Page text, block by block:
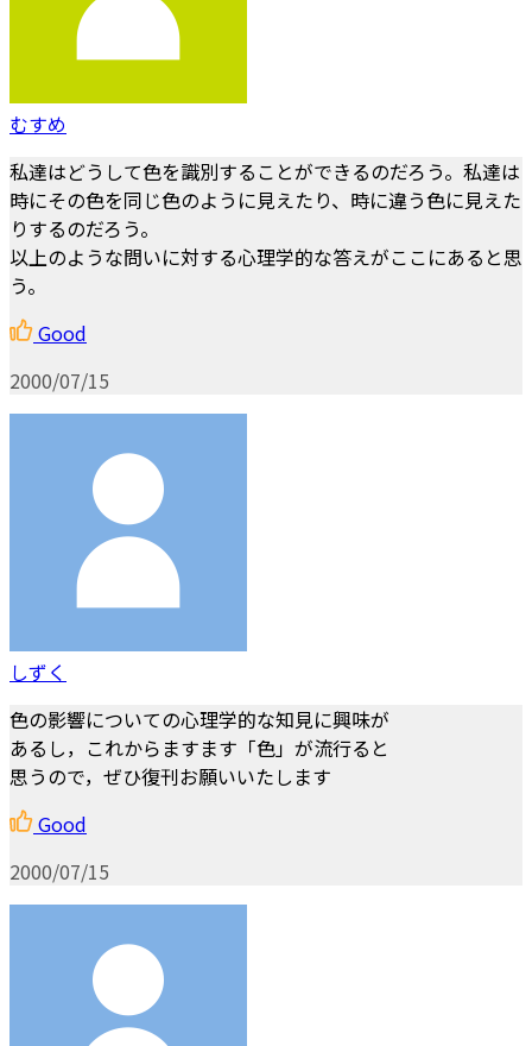
むすめ
私達はどうして色を識別することができるのだろう。私達は
時にその色を同じ色のように見えたり、時に違う色に見えた
りするのだろう。
以上のような問いに対する心理学的な答えがここにあると思
う。
Good
2000/07/15
しずく
色の影響についての心理学的な知見に興味が
あるし，これからますます「色」が流行ると
思うので，ぜひ復刊お願いいたします
Good
2000/07/15